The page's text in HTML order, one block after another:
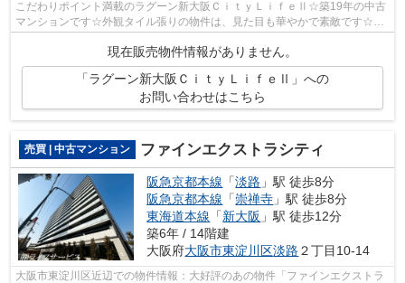
こだわりポイント満載のラグーン新大阪ＣｉｔｙＬｉｆｅⅡ☆築19年の中古
マンションです☆外観タイル張りの物件は、見た目も華やかで素敵です☆駅
現在販売物件情報がありません。
「ラグーン新大阪ＣｉｔｙＬｉｆｅⅡ」への
お問い合わせはこちら
売買 | 中古マンション ファインエクストラシティ
阪急京都本線 「淡路 」駅 徒歩8分
阪急京都本線 「崇禅寺 」駅 徒歩8分
東海道本線 「新大阪 」駅 徒歩12分
築6年 / 14階建
大阪府大阪市東淀川区淡路 ２丁目10-14
大阪市東淀川区近辺での物件情報：大好評のあの物件「ファインエクストラ